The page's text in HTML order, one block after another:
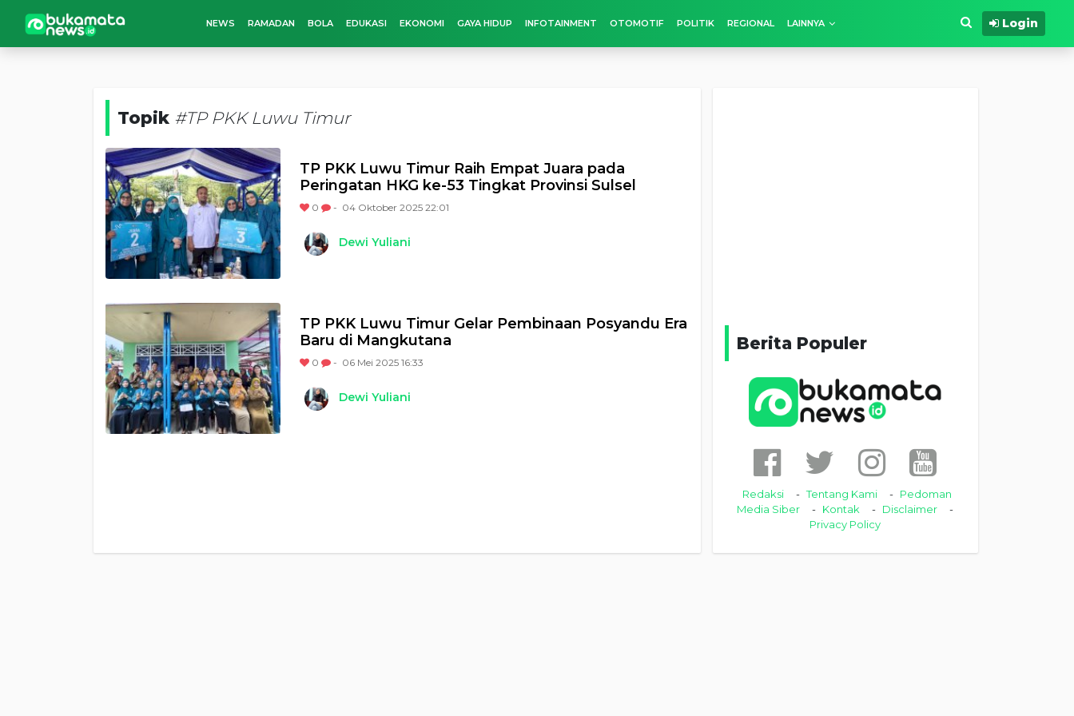
NEWS RAMADAN BOLA EDUKASI EKONOMI GAYA HIDUP INFOTAINMENT OTOMOTIF POLITIK REGIONAL LAINNYA Login
Topik #TP PKK Luwu Timur
TP PKK Luwu Timur Raih Empat Juara pada
Peringatan HKG ke-53 Tingkat Provinsi Sulsel
0 - 04 Oktober 2025 22:01
Dewi Yuliani
TP PKK Luwu Timur Gelar Pembinaan Posyandu Era
Baru di Mangkutana
0 - 06 Mei 2025 16:33
Dewi Yuliani
Berita Populer
Redaksi Tentang Kami
Pedoman
Media Siber
Kontak
Disclaimer
Privacy Policy